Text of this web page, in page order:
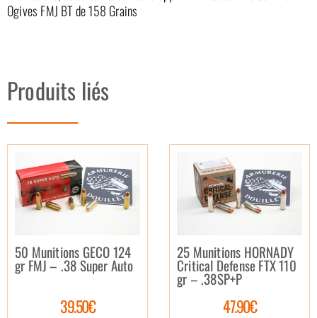
Ogives FMJ BT de 158 Grains
Produits liés
50 Munitions GECO 124
gr FMJ – .38 Super Auto
39.50€
25 Munitions HORNADY
Critical Defense FTX 110
gr – .38SP+P
47.90€